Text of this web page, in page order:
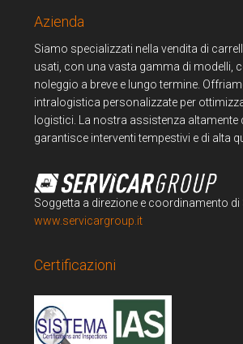
Azienda
Siamo specializzati nella vendita di
usati, con una vasta gamma di modelli,
noleggio a breve e lungo termine.
intralogistica personalizzate per
logistici. La nostra assistenza altamente
garantisce interventi tempestivi e di alta
Soggetta a direzione e coordinamento di
www.servicargroup.it
Certificazioni